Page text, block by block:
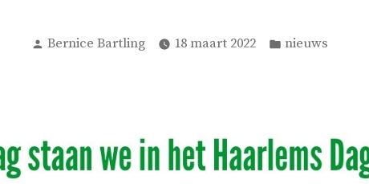
Geplaatst
Bernice Bartling 18 maart 2022
Geplaatst
nieuws